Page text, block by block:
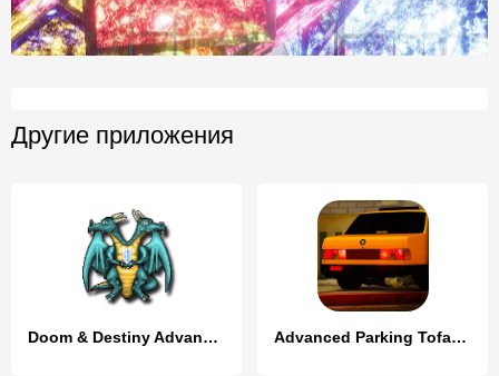
Другие приложения
Doom & Destiny Advanced Lite Advanced Parking Tofas Car Sim